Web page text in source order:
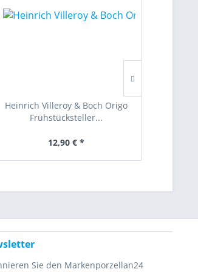
Heinrich Villeroy & Boch Origo
Frühstücksteller...
12,90 € *
Sie den Markenporzellan24